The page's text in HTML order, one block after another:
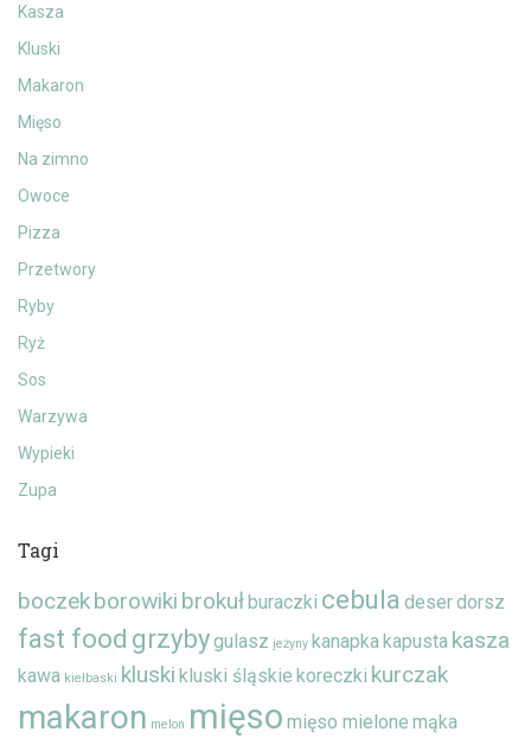
Kasza
Kluski
Makaron
Mięso
Na zimno
Owoce
Pizza
Przetwory
Ryby
Ryż
Sos
Warzywa
Wypieki
Zupa
Tagi
boczekborowiki brokułburaczki cebula deserdorsz
fast food grzybygulasz jeżyny kanapkakapusta kasza
kawa kiełbaski kluski kluski śląskie koreczki kurczak
makaron melon mięso mięso mielone mąka